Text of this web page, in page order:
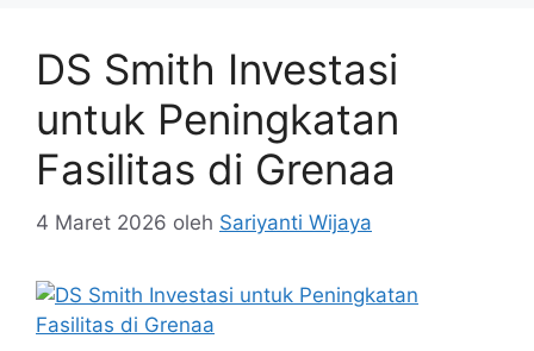
DS Smith Investasi
untuk Peningkatan
Fasilitas di Grenaa
4 Maret 2026 oleh Sariyanti Wijaya